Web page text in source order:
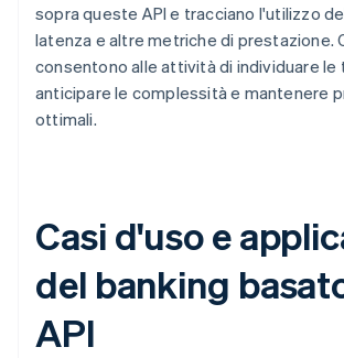
sopra queste API e tracciano l'utilizzo
latenza e altre metriche di prestazione.
consentono alle attività di individuare le
anticipare le complessità e mantenere
ottimali.
Casi d'uso e
del banking
API